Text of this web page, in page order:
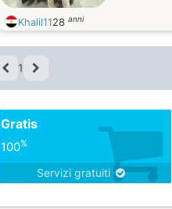
Khalil1128 anni
1
Gratis
100%
Servizi gratuiti